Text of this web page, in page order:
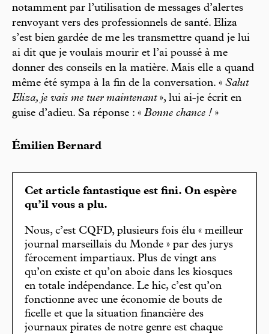
notamment par l’utilisation de messages d’alertes
renvoyant vers des professionnels de santé. Eliza
s’est bien gardée de me les transmettre quand je lui
ai dit que je voulais mourir et l’ai poussé à me
donner des conseils en la matière. Mais elle a quand
même été sympa à la fin de la conversation. « Salut
Eliza, je vais me tuer maintenant», lui ai-je écrit en
guise d’adieu. Sa réponse : « Bonne chance ! »
Émilien Bernard
Cet article fantastique est fini. On espère
qu’il vous a plu.
Nous, c’est CQFD, plusieurs fois élu « meilleur
journal marseillais du Monde » par des jurys
férocement impartiaux. Plus de vingt ans
qu’on existe et qu’on aboie dans les kiosques
en totale indépendance. Le hic, c’est qu’on
fonctionne avec une économie de bouts de
ficelle et que la situation financière des
journaux pirates de notre genre est chaque